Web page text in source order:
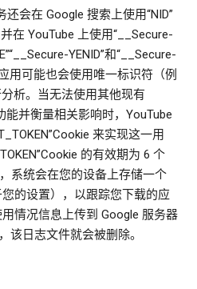
会在 Google 搜索上使用“NID”
在 YouTube 上使用“__Secure-
YENID”和“__Secure-
用可能也会使用唯一标识符（例
分析。当无法使用其他现有
并衡量相关影响时，YouTube
来实现这一用
的有效期为 6 个
系统会在您的设备上存储一个
的设置），以跟踪您下载的应
情况信息上传到 Google 服务器
该日志文件就会被删除。